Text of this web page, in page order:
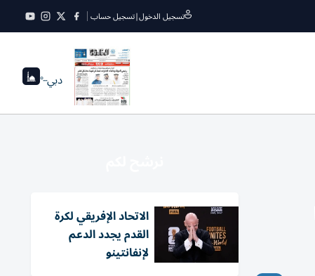
تسجيل الدخول|تسجيل حساب
دبي--°
الاتحاد الإفريقي لكرة
القدم يجدد الدعم
لإنفانتينو